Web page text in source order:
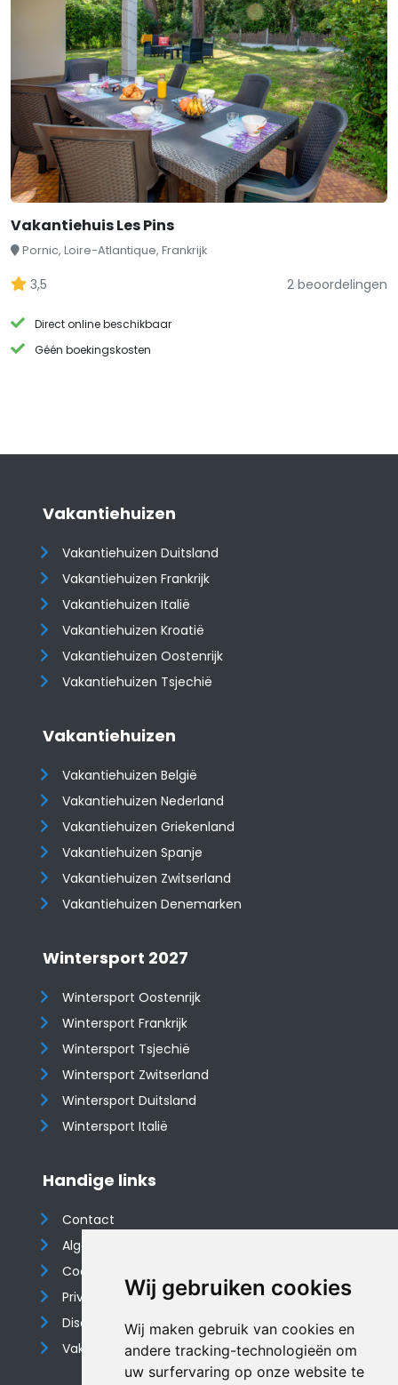
Wij gebruiken cookies
Wij maken gebruik van cookies en
andere tracking-technologieën om
uw surfervaring op onze website te
Vakantiehuis Les Pins
Pornic, Loire-Atlantique, Frankrijk
3,5 2 beoordelingen
Direct online beschikbaar
Géén boekingskosten
Vakantiehuizen
Vakantiehuizen Duitsland
Vakantiehuizen Frankrijk
Vakantiehuizen Italië
Vakantiehuizen Kroatië
​​​​​​​Vakantiehuizen Oostenrijk
Vakantiehuizen Tsjechië
Vakantiehuizen
Vakantiehuizen België
Vakantiehuizen Nederland
Vakantiehuizen Griekenland
Vakantiehuizen Spanje
​​​​​​​Vakantiehuizen Zwitserland
Vakantiehuizen Denemarken
Wintersport 2027
Wintersport Oostenrijk
Wintersport Frankrijk
Wintersport Tsjechië
Wintersport Zwitserland
Wintersport Duitsland
Wintersport Italië
Handige links
Contact
Algemene voorwaarden
Cookieverklaring
Privacyverklaring
Disclaimer
Vakantiehuis website